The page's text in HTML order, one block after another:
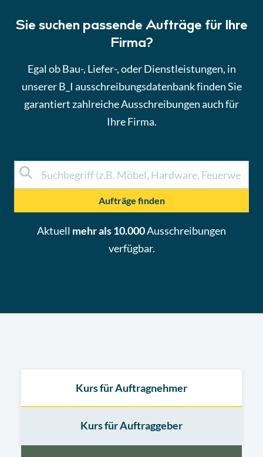
Sie suchen passende Aufträge für Ihre
Firma?
Egal ob Bau-, Liefer-, oder Dienstleistungen, in
unserer B_I ausschreibungsdatenbank finden Sie
garantiert zahlreiche Ausschreibungen auch für
Ihre Firma.
Aufträge finden
Aktuell mehr als 10.000Ausschreibungen
verfügbar.
Kurs für Auftragnehmer
Kurs für Auftraggeber